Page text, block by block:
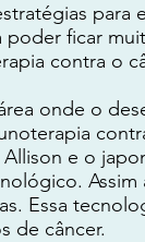
poder ficar
contra o
onde o
e o
Essa
de câncer.